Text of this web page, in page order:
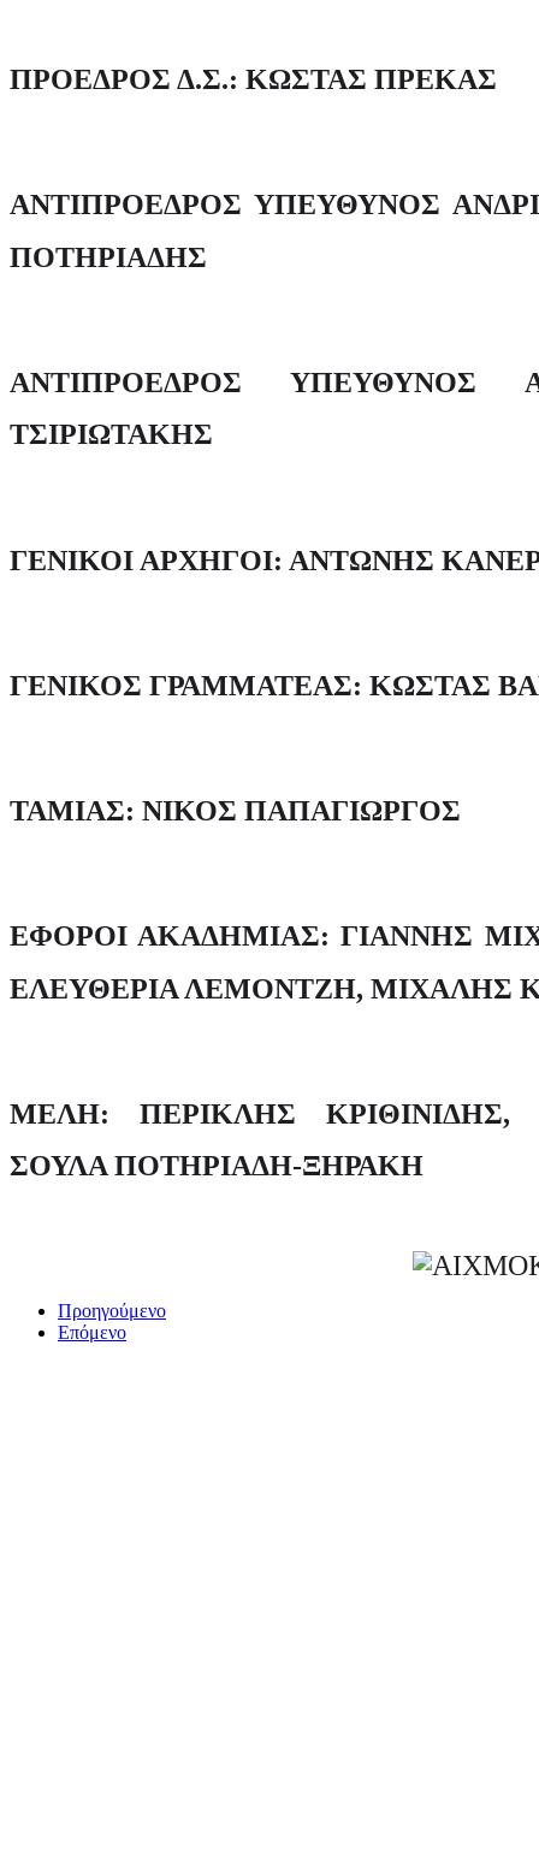
ΠΡΟΕΔΡΟΣ Δ.Σ.: ΚΩΣΤΑΣ ΠΡΕΚΑΣ
ΑΝΤΙΠΡΟΕΔΡΟΣ ΥΠΕΥΘΥΝΟΣ
ΠΟΤΗΡΙΑΔΗΣ
ΑΝΤΙΠΡΟΕΔΡΟΣ ΥΠΕΥΘΥΝΟΣ
ΤΣΙΡΙΩΤΑΚΗΣ
ΓΕΝΙΚΟΙ ΑΡΧΗΓΟΙ: ΑΝΤΩΝΗΣ
ΓΕΝΙΚΟΣ ΓΡΑΜΜΑΤΕΑΣ: ΚΩΣΤΑΣ
ΤΑΜΙΑΣ: ΝΙΚΟΣ ΠΑΠΑΓΙΩΡΓΟΣ
ΕΦΟΡΟΙ ΑΚΑΔΗΜΙΑΣ: ΓΙΑΝΝΗΣ
ΕΛΕΥΘΕΡΙΑ ΛΕΜΟΝΤΖΗ, ΜΙΧΑΛΗΣ
ΜΕΛΗ: ΠΕΡΙΚΛΗΣ ΚΡΙΘΙΝΙΔΗΣ,
ΣΟΥΛΑ ΠΟΤΗΡΙΑΔΗ-ΞΗΡΑΚΗ
Προηγούμενο
Επόμενο